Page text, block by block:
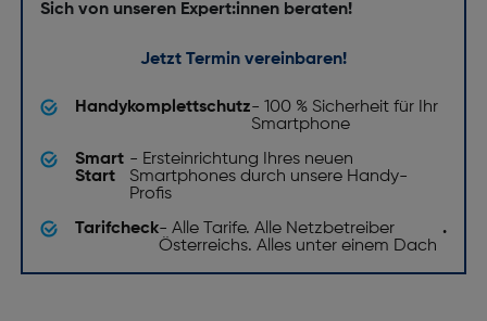
Sich von unseren Expert:innen beraten!
Jetzt Termin vereinbaren!
Handykomplettschutz- 100 % Sicherheit für Ihr
Smartphone
Smart
Start
- Ersteinrichtung Ihres neuen
Smartphones durch unsere Handy-
Profis
Tarifcheck- Alle Tarife. Alle Netzbetreiber
Österreichs. Alles unter einem Dach
.